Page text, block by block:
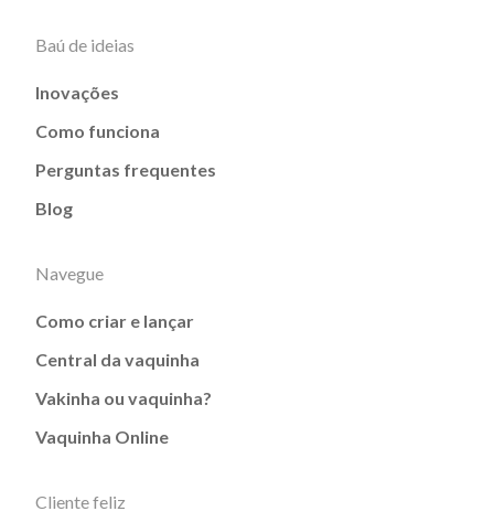
Baú de ideias
Inovações
Como funciona
Perguntas frequentes
Blog
Navegue
Como criar e lançar
Central da vaquinha
Vakinha ou vaquinha?
Vaquinha Online
Cliente feliz